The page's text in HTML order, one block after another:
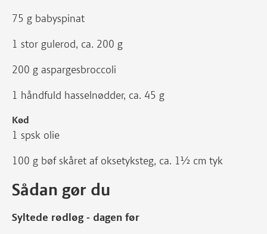
75 g babyspinat
1 stor gulerod, ca. 200 g
200 g aspargesbroccoli
1 håndfuld hasselnødder, ca. 45 g
Kød
1 spsk olie
100 g bøf skåret af oksetyksteg, ca. 1½ cm tyk
Sådan gør du
Syltede rødløg - dagen før